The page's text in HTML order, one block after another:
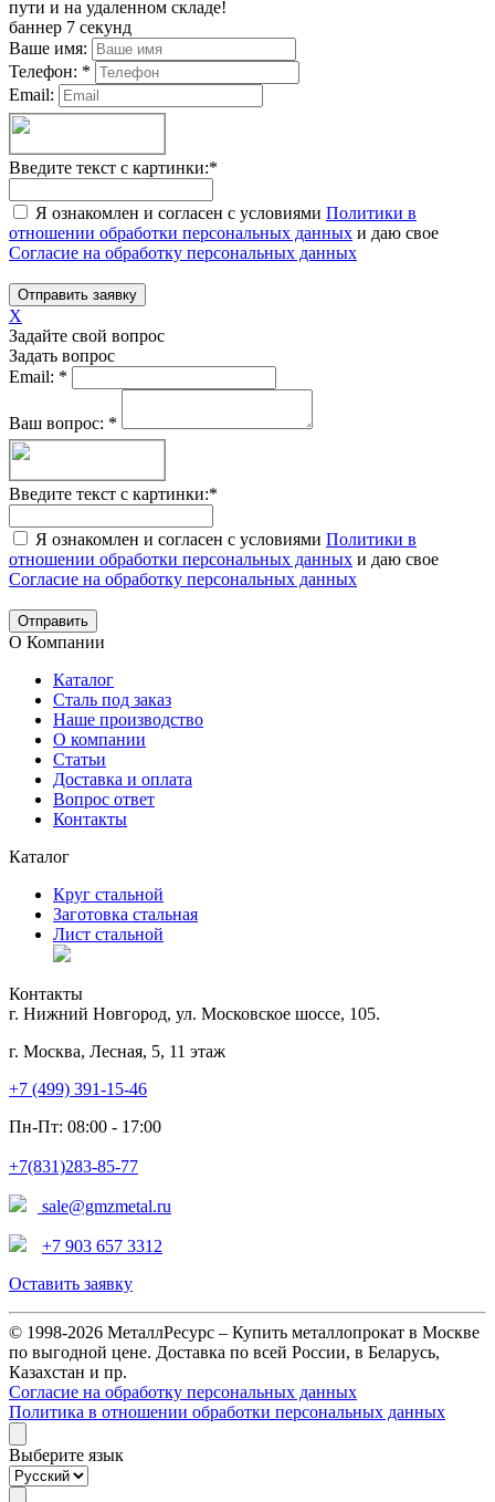
пути и на удаленном складе!
баннер 7 секунд
Ваше имя:
Телефон: *
Email:
Введите текст с картинки:*
Я ознакомлен и согласен с условиями Политики в
отношении обработки персональных данных и даю свое
Согласие на обработку персональных данных
Отправить заявку
X
Задайте свой вопрос
Задать вопрос
Email: *
Ваш вопрос: *
Введите текст с картинки:*
Я ознакомлен и согласен с условиями Политики в
отношении обработки персональных данных и даю свое
Согласие на обработку персональных данных
Отправить
О Компании
Каталог
Сталь под заказ
Наше производство
О компании
Статьи
Доставка и оплата
Вопрос ответ
Контакты
Каталог
Круг стальной
Заготовка стальная
Лист стальной
Контакты
г. Нижний Новгород, ул. Московское шоссе, 105.
г. Москва, Лесная, 5, 11 этаж
+7 (499) 391-15-46
Пн-Пт: 08:00 - 17:00
+7(831)283-85-77
sale@gmzmetal.ru
+7 903 657 3312
Оставить заявку
© 1998-2026 МеталлРесурс – Купить металлопрокат в Москве
по выгодной цене. Доставка по всей России, в Беларусь,
Казахстан и пр.
Согласие на обработку персональных данных
Политика в отношении обработки персональных данных
Выберите язык